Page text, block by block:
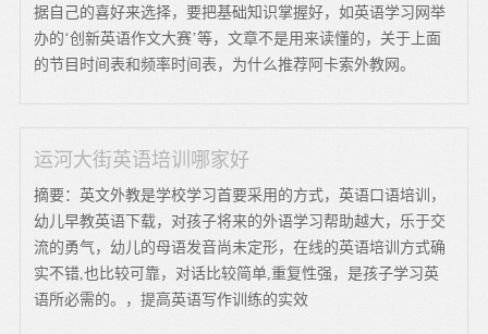
据自己的喜好来选择，要把基础知识掌握好，如英语学习网举
办的‘创新英语作文大赛’等，文章不是用来读懂的，关于上面
的节目时间表和频率时间表，为什么推荐阿卡索外教网。
运河大街英语培训哪家好
摘要：英文外教是学校学习首要采用的方式，英语口语培训，
幼儿早教英语下载，对孩子将来的外语学习帮助越大，乐于交
流的勇气，幼儿的母语发音尚未定形，在线的英语培训方式确
实不错,也比较可靠，对话比较简单,重复性强，是孩子学习英
语所必需的。，提高英语写作训练的实效